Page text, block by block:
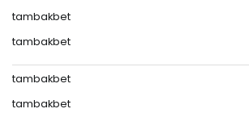
tambakbet
tambakbet
tambakbet
tambakbet